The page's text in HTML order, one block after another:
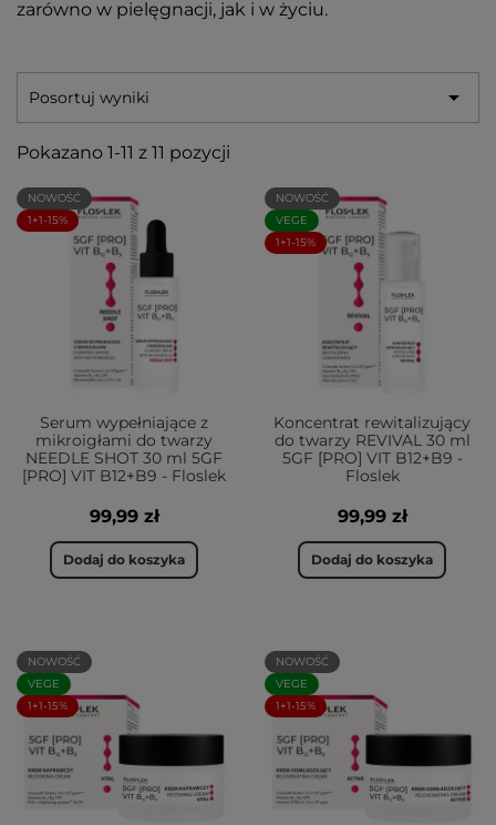
zarówno w pielęgnacji, jak i w życiu.
Posortuj wyniki 
Pokazano 1-11 z 11 pozycji
NOWOŚĆ
1+1-15%
Serum wypełniające z
mikroigłami do twarzy
NEEDLE SHOT 30 ml 5GF
[PRO] VIT B12+B9 - Floslek
99,99 zł
Dodaj do koszyka
NOWOŚĆ
VEGE
1+1-15%
Koncentrat rewitalizujący
do twarzy REVIVAL 30 ml
5GF [PRO] VIT B12+B9 -
Floslek
99,99 zł
Dodaj do koszyka
NOWOŚĆ
VEGE
1+1-15%
NOWOŚĆ
VEGE
1+1-15%